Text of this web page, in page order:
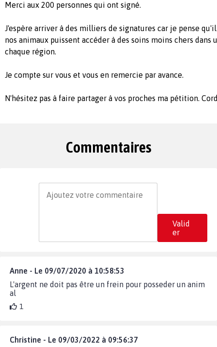
Merci aux 200 personnes qui ont signé.
J'espère arriver à des milliers de signatures car je pense
nos animaux puissent accéder à des soins moins chers dans
chaque région.
Je compte sur vous et vous en remercie par avance.
N'hésitez pas à faire partager à vos proches ma pétition.
Commentaires
Valid
er
Anne - Le 09/07/2020 à 10:58:53
L'argent ne doit pas être un frein pour posseder un anim
al
1
Christine - Le 09/03/2022 à 09:56:37